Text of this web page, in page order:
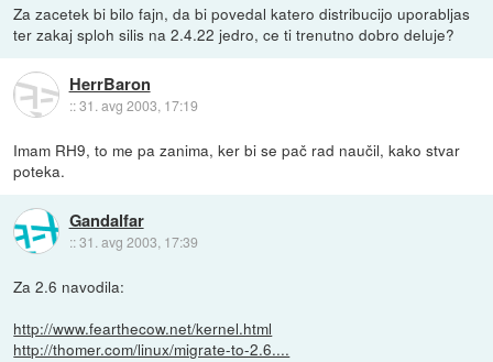
Za zacetek bi bilo fajn, da bi povedal katero distribucijo uporabljas
ter zakaj sploh silis na 2.4.22 jedro, ce ti trenutno dobro deluje?
HerrBaron
::31. avg 2003, 17:19
Imam RH9, to me pa zanima, ker bi se pač rad naučil, kako stvar
poteka.
Gandalfar
::31. avg 2003, 17:39
Za 2.6 navodila:
http://www.fearthecow.net/kernel.html
http://thomer.com/linux/migrate-to-2.6....